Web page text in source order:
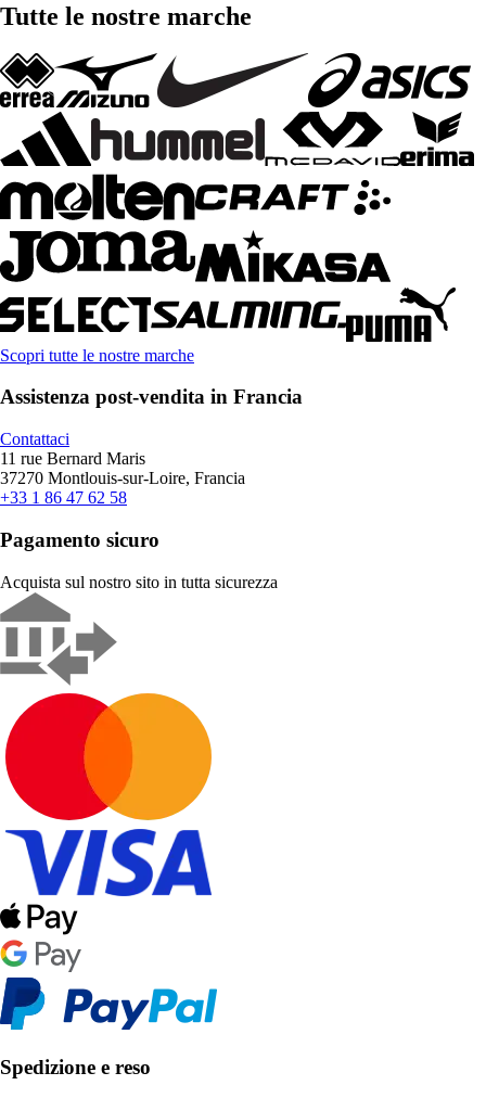
Tutte le nostre marche
Scopri tutte le nostre marche
Assistenza post-vendita in Francia
Contattaci
11 rue Bernard Maris
37270 Montlouis-sur-Loire, Francia
+33 1 86 47 62 58
Pagamento sicuro
Acquista sul nostro sito in tutta sicurezza
Spedizione e reso